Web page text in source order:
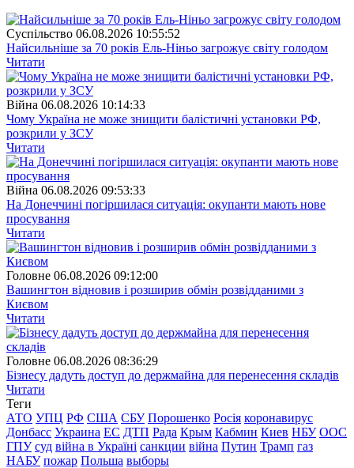
Суспiльство 06.08.2026 10:55:52
Найсильніше за 70 років Ель-Ніньо загрожує світу голодом
Читати
Війна 06.08.2026 10:14:33
Чому Україна не може знищити балістичні установки РФ,
розкрили у ЗСУ
Читати
Війна 06.08.2026 09:53:33
На Донеччині погіршилася ситуація: окупанти мають нове
просування
Читати
Головне 06.08.2026 09:12:00
Вашингтон відновив і розширив обмін розвідданими з
Києвом
Читати
Головне 06.08.2026 08:36:29
Бізнесу дадуть доступ до держмайна для перенесення складів
Читати
Теги
АТО УПЦ РФ США СБУ Порошенко Росія коронавирус
Донбасс Украина ЕС ДТП Рада Крым Кабмин Киев НБУ ООС
ГПУ суд війна в Україні санкции війна Путин Трамп газ
НАБУ пожар Польша выборы